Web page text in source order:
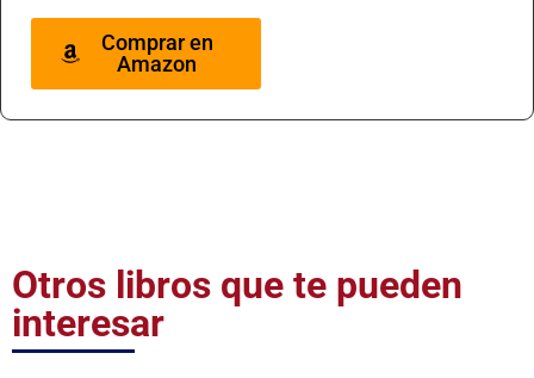
Comprar en
Amazon
Otros libros que te pueden
interesar